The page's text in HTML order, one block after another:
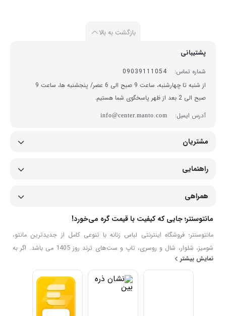
بازگشت به بالا
پشتیبانی
شماره تماس:
09039111054
از شنبه تا چهارشنبه، ساعت 9 صبح الی 6 عصر/ پنجشنبه ها، ساعت 9
صبح الی 2 بعد از ظهر پاسخگوی شما هستیم.
آدرس ایمیل:
info@center.manto.com
مشتریان
راهنمایی
همراهی
مانتوسنتر؛ جایی که کیفیت با قیمت گره می‌خورد!
مانتوسنتر؛ فروشگاه اینترنتی لباس زنانه با تنوعی کامل از جدیدترین مانتو،
شومیز، شلوار، شال و روسری، تاپ و ست‌های ترند روز 1405 می باشد. اگر به
دنبال خرید اینترنتی لباس زنانه شیک، جدید با قیمت مناسب هستید، در
سایت خرید لباس زنانه مانتوسنتر می‌توانید مدل‌های متنوع را مشاهده، مقایسه
و به‌صورت آنلاین سفارش دهید. ما تلاش می‌کنیم تجربه‌ای ساده، سریع و
نمایش بیشتر